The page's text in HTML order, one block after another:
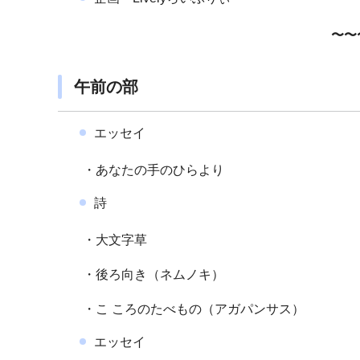
〜
午前の部
エッセイ
・あなたの手のひらより
詩
・大文字草
・後ろ向き（ネムノキ）
・こ ころのたべもの（アガパンサス）
エッセイ